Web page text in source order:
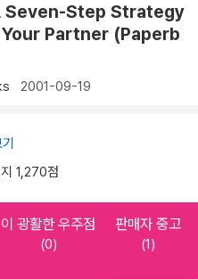
Seven-Step Strategy
Partner (Paperb
2001-09-19
1,270점
이 광활한 우주점
(0)
판매자 중고
(1)